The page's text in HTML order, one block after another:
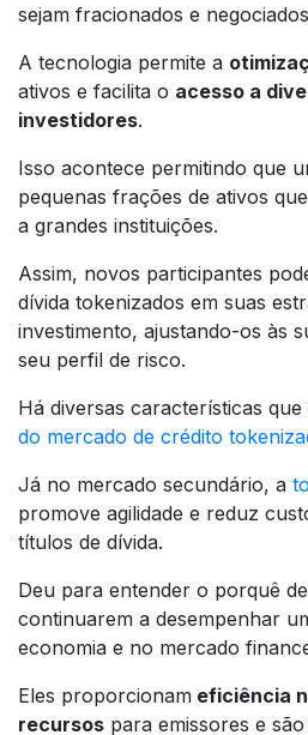
sejam fracionados e
A tecnologia permite a
ativos e facilita o acesso a
investidores.
Isso acontece permitindo que
pequenas frações de ativos
a grandes instituições.
Assim, novos participantes
dívida tokenizados em suas
investimento, ajustando-os às
seu perfil de risco.
Há diversas características que
do mercado de crédito
Já no mercado secundário, a
promove agilidade e reduz
títulos de dívida.
Deu para entender o porquê
continuarem a desempenhar
economia e no mercado
Eles proporcionam eficiência
recursos para emissores e